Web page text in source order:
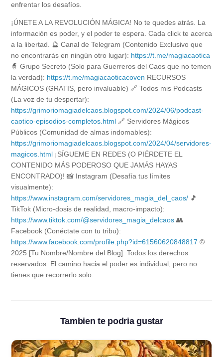
enfrentar los desafíos.
¡ÚNETE A LA REVOLUCIÓN MÁGICA! No te quedes atrás. La
información es poder, y el poder te espera. Cada click te acerca
a la libertad. 🔮 Canal de Telegram (Contenido Exclusivo que
no encontrarás en ningún otro lugar): https://t.me/magiacaotica
🧙 Grupo Secreto (Solo para Guerreros del Caos que no temen
la verdad): https://t.me/magiacaoticacoven RECURSOS
MÁGICOS (GRATIS, pero invaluable) 🔗 Todos mis Podcasts
(La voz de tu despertar):
https://grimoriomagiadelcaos.blogspot.com/2024/06/podcast-
caotico-episodios-completos.html 🔗 Servidores Mágicos
Públicos (Comunidad de almas indomables):
https://grimoriomagiadelcaos.blogspot.com/2024/04/servidores-
magicos.html ¡SÍGUEME EN REDES (O PIÉRDETE EL
CONTENIDO MÁS PODEROSO QUE JAMÁS HAYAS
ENCONTRADO)! 📸 Instagram (Desafía tus límites
visualmente):
https://www.instagram.com/servidores_magia_del_caos/ 🎵
TikTok (Micro-dosis de realidad, macro-impacto):
https://www.tiktok.com/@servidores_magia_delcaos 👥
Facebook (Conéctate con tu tribu):
https://www.facebook.com/profile.php?id=61560620848817 ©
2025 [Tu Nombre/Nombre del Blog]. Todos los derechos
reservados. El camino hacia el poder es individual, pero no
tienes que recorrerlo solo.
Tambien te podria gustar